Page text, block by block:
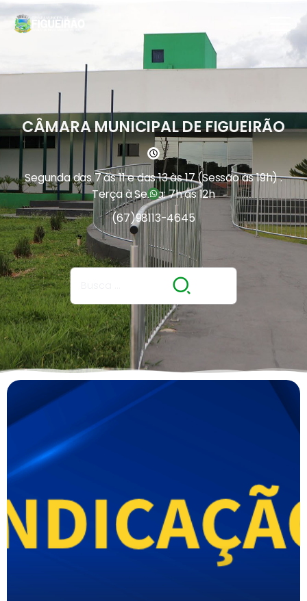
CÂMARA MUNICIPAL DE FIGUEIRÃO
Segunda das 7 às 11 e das 13 às 17 (Sessão às 19h) .
Terça à Sexta: 7h às 12h
(67)98113-4645